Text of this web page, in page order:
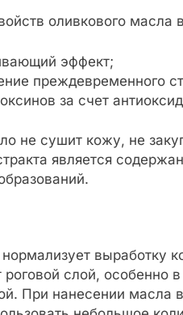
оливкового масла
эффект;
преждевременного
за счет
не сушит кожу, не
является
выработку
роговой слой, особенно
При нанесении